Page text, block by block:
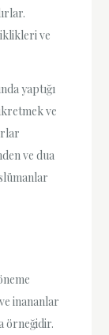
ve
yaptığı
ve
ve dua
inananlar
örneğidir.